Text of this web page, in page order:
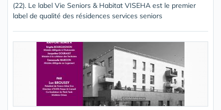
(22). Le label Vie Seniors & Habitat VISEHA est le premier
label de qualité des résidences services seniors